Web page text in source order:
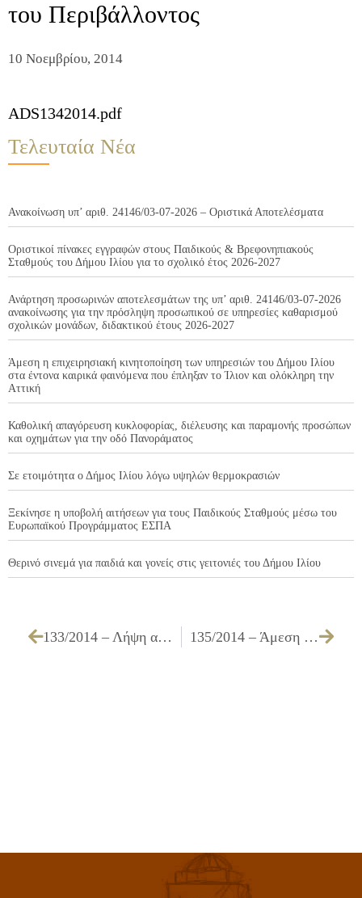
του Περιβάλλοντος
10 Νοεμβρίου, 2014
ADS1342014.pdf
Τελευταία Νέα
Ανακοίνωση υπ’ αριθ. 24146/03-07-2026 – Οριστικά Αποτελέσματα
Οριστικοί πίνακες εγγραφών στους Παιδικούς & Βρεφονηπιακούς
Σταθμούς του Δήμου Ιλίου για το σχολικό έτος 2026-2027
Ανάρτηση προσωρινών αποτελεσμάτων της υπ’ αριθ. 24146/03-07-2026
ανακοίνωσης για την πρόσληψη προσωπικού σε υπηρεσίες καθαρισμού
σχολικών μονάδων, διδακτικού έτους 2026-2027
Άμεση η επιχειρησιακή κινητοποίηση των υπηρεσιών του Δήμου Ιλίου
στα έντονα καιρικά φαινόμενα που έπληξαν το Ίλιον και ολόκληρη την
Αττική
Καθολική απαγόρευση κυκλοφορίας, διέλευσης και παραμονής προσώπων
και οχημάτων για την οδό Πανοράματος
Σε ετοιμότητα ο Δήμος Ιλίου λόγω υψηλών θερμοκρασιών
Ξεκίνησε η υποβολή αιτήσεων για τους Παιδικούς Σταθμούς μέσω του
Ευρωπαϊκού Προγράμματος ΕΣΠΑ
Θερινό σινεμά για παιδιά και γονείς στις γειτονιές του Δήμου Ιλίου
133/2014 – Λήψη απόφασης για επιβολή προστίμου ΟΤΕ Α.Ε. για εκσκαφές από οργανισμούς κοινής ωφελείας, σύμφωνα με το άρθρο 26 του Κανονισμού Προστασίας του Περιβάλλοντος 135/2014 – Άμεση λειτουργία απογευματινής Σχολής Επαγγελματικής Κατάρτισης (ΣΕΚ)